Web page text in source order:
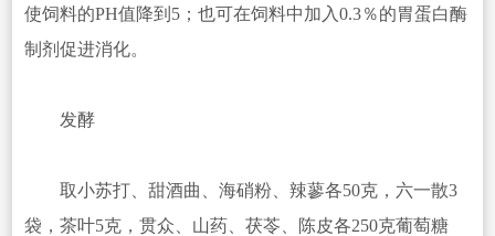
使饲料的PH值降到5；也可在饲料中加入0.3％的胃蛋白酶
制剂促进消化。
发酵
取小苏打、甜酒曲、海硝粉、辣蓼各50克，六一散3
袋，茶叶5克，贯众、山药、茯苓、陈皮各250克葡萄糖